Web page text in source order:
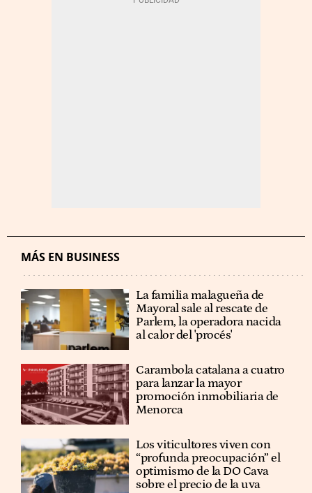
MÁS EN BUSINESS
La familia malagueña de
Mayoral sale al rescate de
Parlem, la operadora nacida
al calor del 'procés'
Carambola catalana a cuatro
para lanzar la mayor
promoción inmobiliaria de
Menorca
Los viticultores viven con
“profunda preocupación” el
optimismo de la DO Cava
sobre el precio de la uva